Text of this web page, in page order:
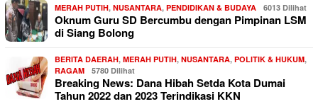
MERAH PUTIH, NUSANTARA, PENDIDIKAN & BUDAYA 6013 Dilihat
Oknum Guru SD Bercumbu dengan Pimpinan LSM
di Siang Bolong
BERITA DAERAH, MERAH PUTIH, NUSANTARA, POLITIK & HUKUM,
RAGAM
5780 Dilihat
Breaking News: Dana Hibah Setda Kota Dumai
Tahun 2022 dan 2023 Terindikasi KKN